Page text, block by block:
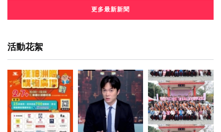
更多最新新聞
活動花絮